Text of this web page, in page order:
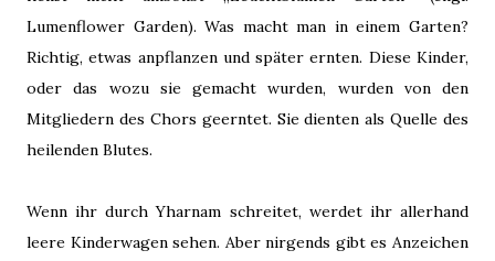
Lumenflower Garden). Was macht man in einem Garten?
Richtig, etwas anpflanzen und später ernten. Diese Kinder,
oder das wozu sie gemacht wurden, wurden von den
Mitgliedern des Chors geerntet. Sie dienten als Quelle des
heilenden Blutes.
Wenn ihr durch Yharnam schreitet, werdet ihr allerhand
leere Kinderwagen sehen. Aber nirgends gibt es Anzeichen